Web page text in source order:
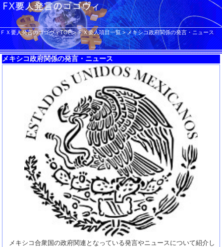
ＦＸ要人発言のゴゴヴィTOP>ＦＸ要人項目一覧>メキシコ政府関係の発言・ニュース
メキシコ政府関係の発言・ニュース
メキシコ合衆国の政府関連となっている発言やニュースについて紹介し